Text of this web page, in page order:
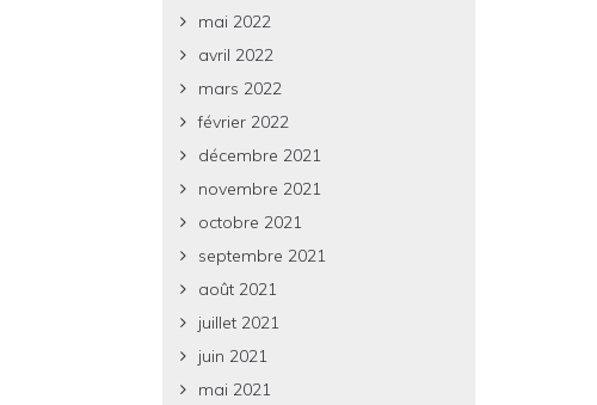
mai 2022
avril 2022
mars 2022
février 2022
décembre 2021
novembre 2021
octobre 2021
septembre 2021
août 2021
juillet 2021
juin 2021
mai 2021